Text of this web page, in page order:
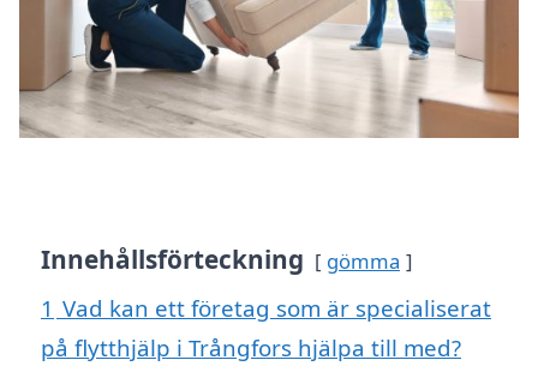
Innehållsförteckning gömma
1 Vad kan ett företag som är specialiserat
på flytthjälp i Trångfors hjälpa till med?